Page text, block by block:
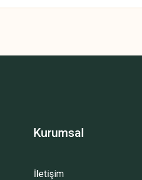
Bu ürüne ilk yorumu siz yapın!
Ürün hakkında henüz soru sorulmamış.
Kurumsal
İletişim